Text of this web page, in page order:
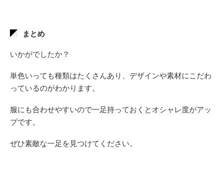
まとめ
いかがでしたか？
単色いっても種類はたくさんあり、デザインや素材にこだわ
っているのがわかります。
服にも合わせやすいので一足持っておくとオシャレ度がアッ
プです。
ぜひ素敵な一足を見つけてください。